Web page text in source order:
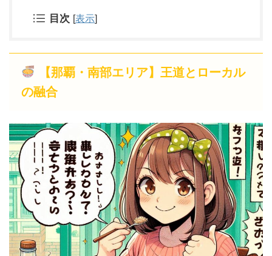
目次 [表示]
【那覇・南部エリア】王道とローカル
の融合